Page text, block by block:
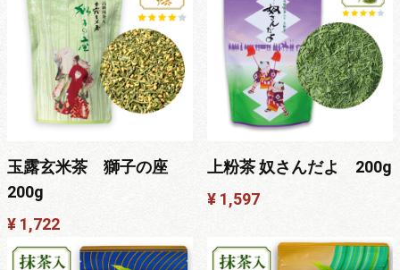
玉露玄米茶 獅子の座
200g
¥ 1,722
上粉茶 奴さんだよ 200g
¥ 1,597